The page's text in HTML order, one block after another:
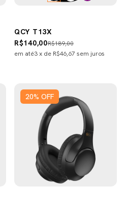
QCY T13X
R$189,00
R$140,00
em até3x de R$46,67 sem juros
20% OFF